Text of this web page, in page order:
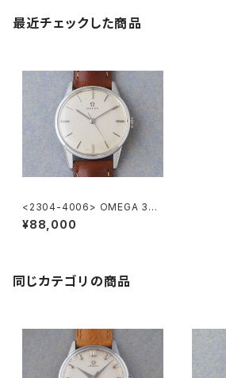
最近チェックした商品
<2304-4006> OMEGA 30
mm
¥88,000
同じカテゴリの商品